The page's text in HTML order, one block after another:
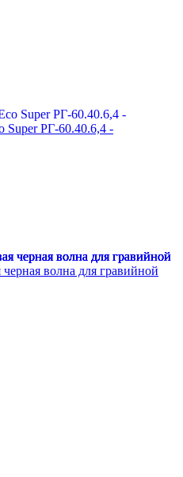
Super РГ-60.40.6,4 -
волна для гравийной